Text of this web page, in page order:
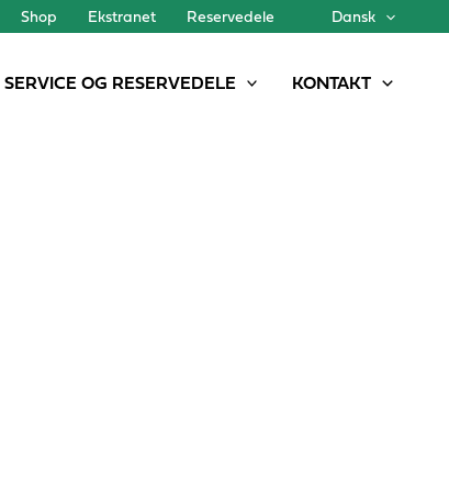
Shop Ekstranet Reservedele Dansk
SERVICE OG RESERVEDELE KONTAKT